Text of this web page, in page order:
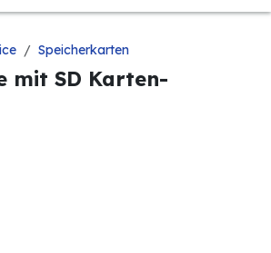
Speicherkarten
mit SD Karten-